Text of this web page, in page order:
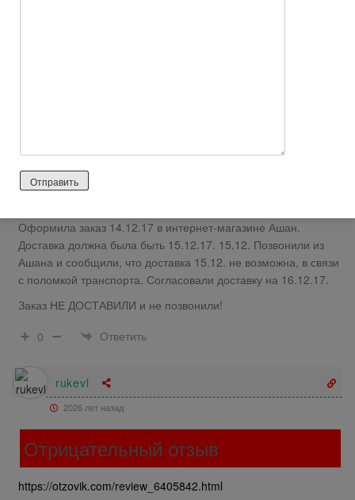
Отрицательный отзыв
Оформила заказ 14.12.17 в интернет-магазине Ашан.
Доставка должна была быть 15.12.17. 15.12. Позвонили из
Ашана и сообщили, что доставка 15.12. не возможна, в связи
с поломкой транспорта. Согласовали доставку на 16.12.17.
Заказ НЕ ДОСТАВИЛИ и не позвонили!
0
Ответить
rukevl
2026 лет назад
Отрицательный отзыв
https://otzovik.com/review_6405842.html